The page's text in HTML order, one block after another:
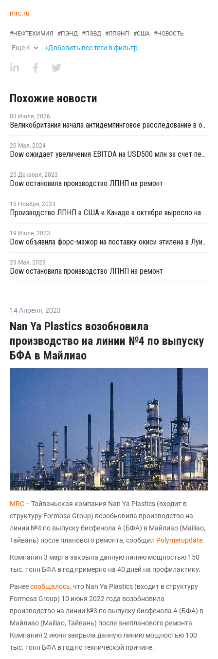
mrc.ru
#НЕФТЕХИМИЯ #ПЭНД #ПЭВД #ЛПЭНП #США #НОВОСТЬ
Еще4 +Добавить все теги в фильтр
Похожие новости
03 Июля, 2026
Великобритания начала антидемпинговое расследование в отношении импорта ЛПНП из США
20 Мая, 2024
Dow ожидает увеличения EBITDA на USD500 млн за счет переработки отходов к 2030 году
25 Декабря, 2023
Dow остановила производство ЛПНП на ремонт
15 Ноября, 2023
Производство ЛПНП в США и Канаде в октябре выросло на 7%
19 Июля, 2023
Dow объявила форс-мажор на поставку окиси этилена в Луизиане
23 Мая, 2023
Dow остановила производство ЛПНП на ремонт
14 Апреля, 2023
Nan Ya Plastics возобновила
производство на линии №4 по выпуску
БФА в Майлиао
MRC-- Тайваньская компания Nan Ya Plastics (входит в
структуру Formosa Group) возобновила производство на
линии №4 по выпуску бисфенола А (БФА) в Майлиао (Mailiao,
Тайвань) после планового ремонта, сообщил Polymerupdate.
Компания 3 марта закрыла данную линию мощностью 150
тыс. тонн БФА в год примерно на 40 дней на профилактику.
Ранеесообщалось, что Nan Ya Plastics (входит в структуру
Formosa Group) 10 июня 2022 года возобновила
производство на линии №3 по выпуску бисфенола А (БФА) в
Майлиао (Mailiao, Тайвань) после внепланового ремонта.
Компания 2 июня закрыла данную линию мощностью 100
тыс. тонн БФА в год по технической причине.